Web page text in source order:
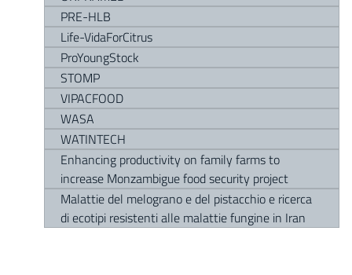
PRE-HLB
Life-VidaForCitrus
ProYoungStock
STOMP
VIPACFOOD
WASA
WATINTECH
Enhancing productivity on family farms to
increase Monzambigue food security project
Malattie del melograno e del pistacchio e ricerca
di ecotipi resistenti alle malattie fungine in Iran